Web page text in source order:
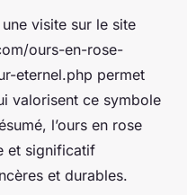
visite sur le site
ours-en-rose-
eternel.php permet
valorisent ce symbole
l’ours en rose
et significatif
et durables.